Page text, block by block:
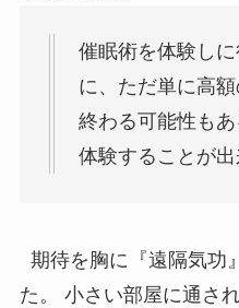
催眠術を体験し
に、ただ単に高
終わる可能性も
体験することが出
期待を胸に『遠隔気功
た。 小さい部屋に通さ